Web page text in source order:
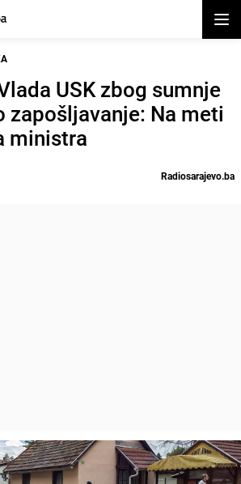
USK zbog sumnje
zapošljavanje: Na meti
ministra
Radiosarajevo.ba